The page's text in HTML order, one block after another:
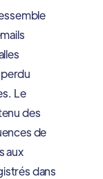
Le
des
de
aux
dans